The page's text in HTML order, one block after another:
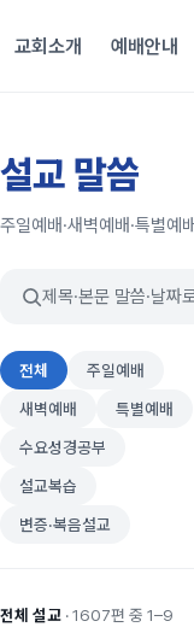
교회소개 예배안내
설교 말씀
주일예배·새벽예배·특별
전체
주일예배
새벽예배
특별예배
수요성경공부
설교복습
변증·복음설교
전체 설교 · 1607편 중 1–9